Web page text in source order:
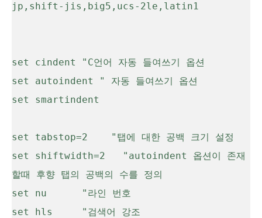
jp,shift-jis,big5,ucs-2le,latin1
set cindent "C언어 자동 들여쓰기 옵션
set autoindent " 자동 들여쓰기 옵션
set smartindent
set tabstop=2    "탭에 대한 공백 크기 설정
set shiftwidth=2   "autoindent 옵션이 존재
할때 후향 탭의 공백의 수를 정의
set nu      "라인 번호
set hls     "검색어 강조